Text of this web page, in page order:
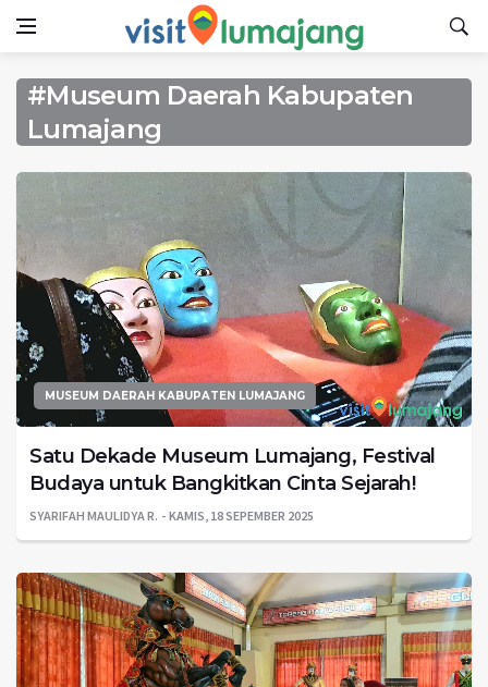
#Museum Daerah Kabupaten
Lumajang
MUSEUM DAERAH KABUPATEN LUMAJANG
Satu Dekade Museum Lumajang, Festival
Budaya untuk Bangkitkan Cinta Sejarah!
SYARIFAH MAULIDYA R. KAMIS, 18 SEPEMBER 2025